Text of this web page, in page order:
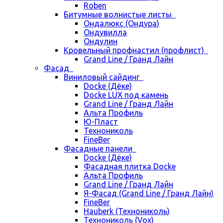
Roben
Битумные волнистые листы
Ондалюкс (Ондура)
Ондувилла
Ондулин
Кровельный профнастил (профлист)
Grand Line / Гранд Лайн
Фасад
Виниловый сайдинг
Docke (Дёке)
Docke LUX под камень
Grand Line / Гранд Лайн
Альта Профиль
Ю-Пласт
Технониколь
FineBer
Фасадные панели
Docke (Дёке)
Фасадная плитка Docke
Альта Профиль
Grand Line / Гранд Лайн
Я-Фасад (Grand Line / Гранд Лайн)
FineBer
Hauberk (Технониколь)
Технониколь (Vox)